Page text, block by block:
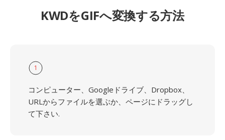
KWDをGIFへ変換する方法
1
コンピューター、Googleドライブ、Dropbox、
URLからファイルを選ぶか、ページにドラッグし
て下さい.